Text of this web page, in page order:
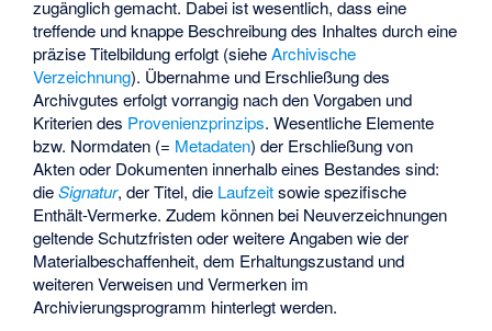
zugänglich gemacht. Dabei ist wesentlich, dass eine
treffende und knappe Beschreibung des Inhaltes durch eine
präzise Titelbildung erfolgt (sieheArchivische
Verzeichnung). Übernahme und Erschließung des
Archivgutes erfolgt vorrangig nach den Vorgaben und
Kriterien des Provenienzprinzips. Wesentliche Elemente
bzw. Normdaten (= Metadaten) der Erschließung von
Akten oder Dokumenten innerhalb eines Bestandes sind:
dieSignatur, der Titel, die Laufzeitsowie spezifische
Enthält-Vermerke. Zudem können bei Neuverzeichnungen
geltende Schutzfristen oder weitere Angaben wie der
Materialbeschaffenheit, dem Erhaltungszustand und
weiteren Verweisen und Vermerken im
Archivierungsprogramm hinterlegt werden.